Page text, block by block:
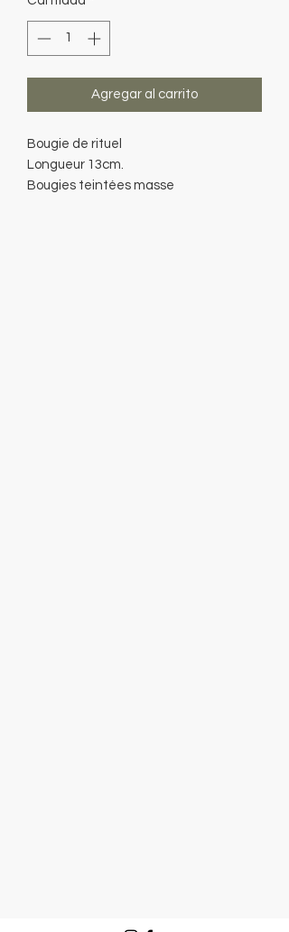
Agregar al carrito
Bougie de rituel
Longueur 13cm.
Bougies teintées masse